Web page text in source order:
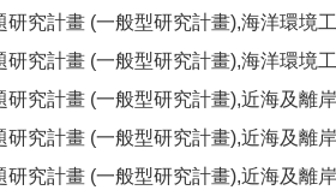
研究計畫 (一般型研究計畫),海洋環境
研究計畫 (一般型研究計畫),海洋環境
研究計畫 (一般型研究計畫),近海及離
研究計畫 (一般型研究計畫),近海及離
研究計畫 (一般型研究計畫),近海及離